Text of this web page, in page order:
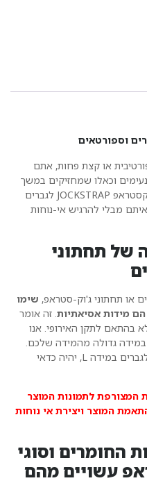
או קצת פחות, אתם
וכאלו שמחזיקים במשך
כביסות מרובות. כאן תמצאו תחתוני ג'וקסטראפ JOCKSTRAP לגברים
מבלי להרגיש אי-נוחות
תחתוני
תחתוני ג'וק-סטראפ,שימו
אסיאתיות. זה אומר
לתקן האירופי. אנו
גדולה מהמידה שלכם.
אם אתם בדרך כלל רוכשים תחתונים לגברים במידה L, יהיה כדאי
לתמונות המוצר
המוצר ויצירת אי נוחות
החומריםוסוגי
עשויים מהם